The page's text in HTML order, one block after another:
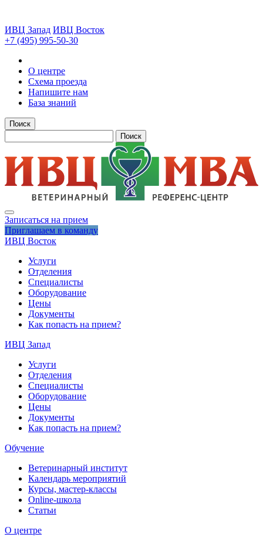
ИВЦ Запад ИВЦ Восток
+7 (495) 995-50-30
О центре
Схема проезда
Напишите нам
База знаний
Поиск
Поиск
Записаться на прием
Приглашаем в команду
ИВЦ Восток
Услуги
Отделения
Специалисты
Оборудование
Цены
Документы
Как попасть на прием?
ИВЦ Запад
Услуги
Отделения
Специалисты
Оборудование
Цены
Документы
Как попасть на прием?
Обучение
Ветеринарный институт
Календарь мероприятий
Курсы, мастер-классы
Online-школа
Статьи
О центре